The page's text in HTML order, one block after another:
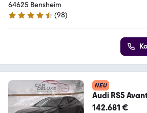
64625 Bensheim
4.6 Sterne
(98)
NEU
Audi RS5
First/
142.681 €